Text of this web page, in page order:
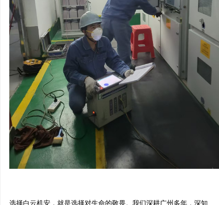
选择白云机安，就是选择对生命的敬畏。我们深耕广州多年，深知